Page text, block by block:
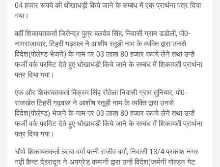
04 हजार रूपये की धोखाधड़ी किये जाने के सम्बंध में एक प्रार्थना पत्र दिया
गया।
वहीं शिकायतकर्ता जितेन्द्र पुत्र बलदेव सिंह, निवासी ग्राम डडोली, पो0-
नागराजाधार, टिहरी गढ़वाल ने आशीष रतूड़ी नाम के व्यक्ति द्वारा उनसे
विदेश(पोलेण्ड भेजने) के नाम पर 03 लाख 80 हजार रूपये लेने तथा उन्हें
फर्जी वर्क परमिट देते हुए धोखाधड़ी किये जाने के सम्बंध में शिकायती प्रार्थना
पत्र दिया गया।
एक और शिकायतकर्ता विक्रम सिंह रौतेला निवासी ग्राम तुनियार, पो0-
राजखेत टिहरी गढ़वाल ने आशीष रतूड़ी नाम के व्यक्ति द्वारा उनसे
विदेश(पोलेण्ड) भेजने के नाम पर 03 लाख 80 हजार रूपये लेने तथा उन्हें
फर्जी वर्क परमिट देते हुए धोखाधड़ी किये जाने के सम्बंध में शिकायती प्रार्थना
पत्र दिया गया।
चौथे शिकायतकर्ता ऋचा वर्मा पत्नी राजीव वर्मा, निवासी 13/4 प्रकाश नगर
गढ़ी कैन्ट देहरादून ने अपग्रेड कम्पनी द्वारा उन्हें विदेश(जर्मनी गोल्डन गेट